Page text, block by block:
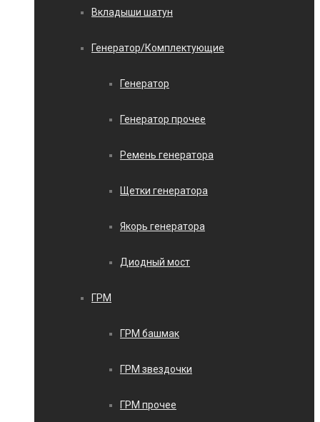
Вкладыши шатун
Генератор/Комплектующие
Генератор
Генератор прочее
Ремень генератора
Щетки генератора
Якорь генератора
Диодный мост
ГРМ
ГРМ башмак
ГРМ звездочки
ГРМ прочее